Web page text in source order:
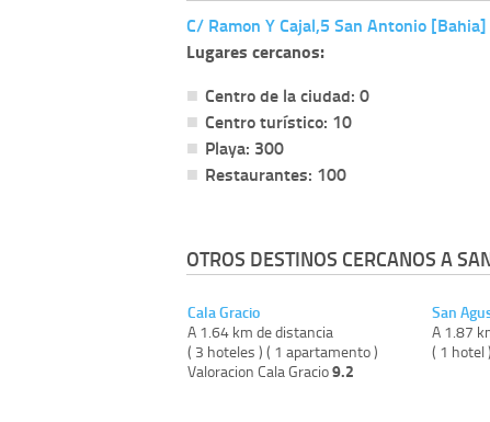
C/ Ramon Y Cajal,5 San Antonio
Lugares cercanos:
Centro de la ciudad: 0
Centro turístico: 10
Playa: 300
Restaurantes: 100
OTROS DESTINOS CERCANOS A
Cala Gracio
A 1.64 km de distancia
( 3 hoteles ) ( 1 apartamento )
Valoracion Cala Gracio9.2
San
A 1.87
( 1 hotel )